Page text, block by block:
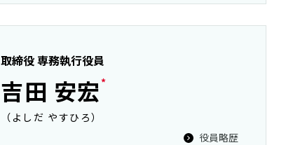
取締役 専務執行役員
吉田 安宏*
（よしだ やすひろ）
役員略歴